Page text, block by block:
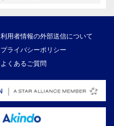
利用者情報の外部送信について
プライバシーポリシー
よくあるご質問